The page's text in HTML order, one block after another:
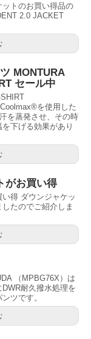
トのお買い得品の
2.0 JACKET
MONTURA
セール中
を使用した
を蒸発させ、その時
下げる効果があり
がお買い得
得 ダウンジャケッ
たのでご紹介しま
（MPBG76X）は
耐久撥水処理を
ツです。